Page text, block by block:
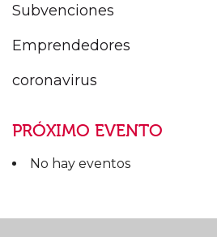
Subvenciones
Emprendedores
coronavirus
PRÓXIMO EVENTO
No hay eventos